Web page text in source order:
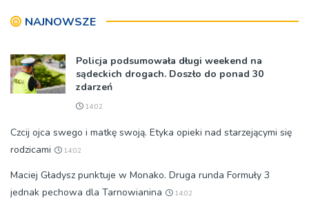
Wojniczu
NAJNOWSZE
Policja podsumowała długi weekend na
sądeckich drogach. Doszło do ponad 30
zdarzeń
14:02
Czcij ojca swego i matkę swoją. Etyka opieki nad starzejącymi się
rodzicami
14:02
Maciej Gładysz punktuje w Monako. Druga runda Formuły 3
jednak pechowa dla Tarnowianina
14:02